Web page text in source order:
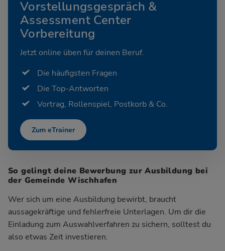
Vorstellungsgespräch &
Assessment Center
Vorbereitung
Jetzt online üben für deinen Beruf.
Die häufigsten Fragen
Die Top-Antworten
Vortrag, Rollenspiel, Postkorb & Co.
Zum eTrainer
So gelingt deine Bewerbung zur Ausbildung bei
der Gemeinde Wischhafen
Wer sich um eine Ausbildung bewirbt, braucht
aussagekräftige und fehlerfreie Unterlagen. Um dir die
Einladung zum Auswahlverfahren zu sichern, solltest du
also etwas Zeit investieren.